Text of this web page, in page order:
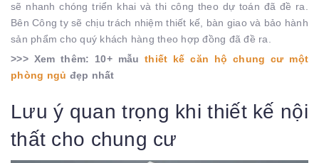
sẽ nhanh chóng triển khai và thi công theo dự toán đã đề ra.
Bên Công ty sẽ chịu trách nhiệm thiết kế, bàn giao và bảo hành
sản phẩm cho quý khách hàng theo hợp đồng đã đề ra.
>>> Xem thêm: 10+ mẫu thiết kế căn hộ chung cư một
phòng ngủ đẹp nhất
Lưu ý quan trọng khi thiết kế nội
thất cho chung cư